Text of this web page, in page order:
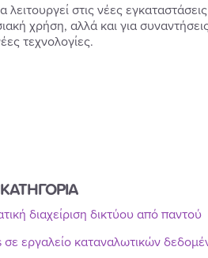
λειτουργεί στις νέες
χρήση, αλλά και για
τεχνολογίες.
διαχείριση δικτύου από παντού
εργαλείο καταναλωτικών